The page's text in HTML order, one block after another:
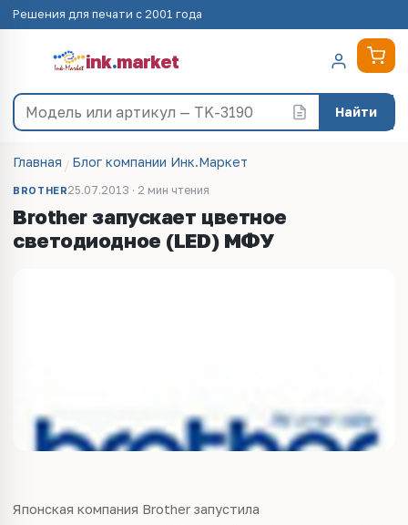
Решения для печати с 2001 года
ink.market
Найти
Главная Блог компании Инк.Маркет
BROTHER25.07.2013 · 2 мин чтения
Brother запускает цветное
светодиодное (LED) МФУ
Японская компания Brother запустила